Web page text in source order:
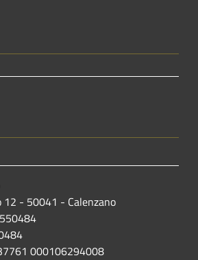
12 - 50041 - Calenzano
000106294008